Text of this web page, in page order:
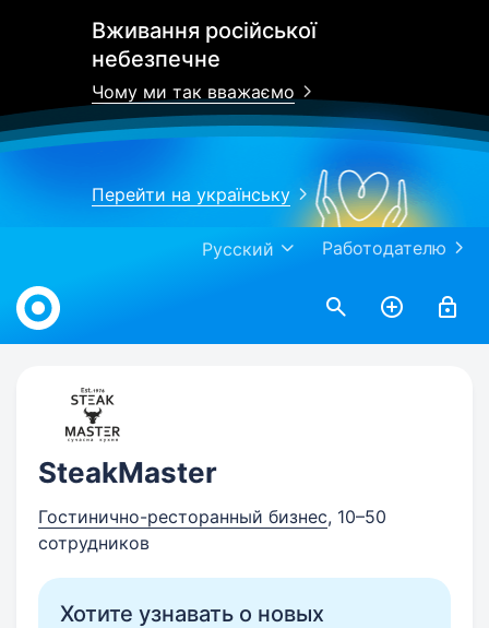
Вживання російської
небезпечне
Чому ми так вважаємо
Перейти на українську
Работодателю
Русский
Work.ua
SteakMaster
Гостинично-ресторанный бизнес, 10–50
сотрудников
Хотите узнавать о новых